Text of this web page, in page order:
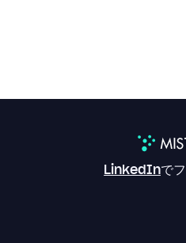
LinkedInで